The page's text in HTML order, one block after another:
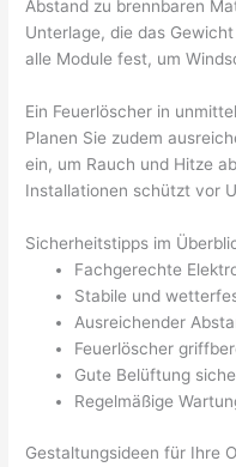
Abstand zu brennbaren
Unterlage, die das
alle Module fest, um
Ein Feuerlöscher in
Planen Sie zudem
ein, um Rauch und Hitze
Installationen schützt vor
Sicherheitstipps im
Fachgerechte
Stabile und
Ausreichender
Feuerlöscher
Gute Belüftung
Regelmäßige
Gestaltungsideen für Ihre